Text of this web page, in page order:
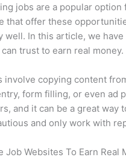
jobs are a popular
that offer these
well. In this article, we
trust to earn real money.
involve copying content
form filling, or even ad
and it can be a great way
and only work with
Job Websites To Earn